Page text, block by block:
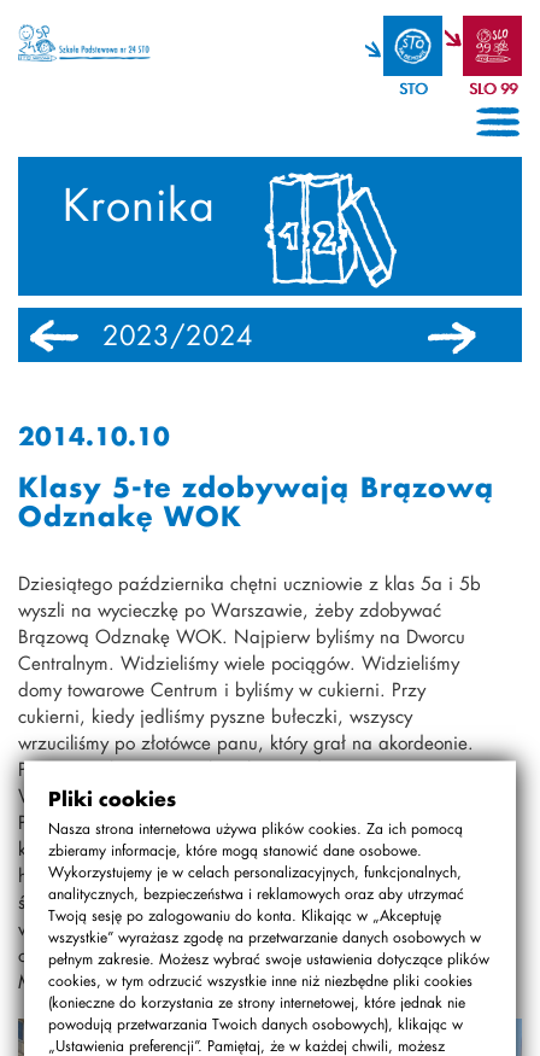
Pliki cookies
Nasza strona internetowa używa plików cookies. Za ich pomocą
zbieramy informacje, które mogą stanowić dane osobowe.
Wykorzystujemy je w celach personalizacyjnych, funkcjonalnych,
analitycznych, bezpieczeństwa i reklamowych oraz aby utrzymać
Twoją sesję po zalogowaniu do konta. Klikając w „Akceptuję
wszystkie” wyrażasz zgodę na przetwarzanie danych osobowych w
pełnym zakresie. Możesz wybrać swoje ustawienia dotyczące plików
cookies, w tym odrzucić wszystkie inne niż niezbędne pliki cookies
(konieczne do korzystania ze strony internetowej, które jednak nie
powodują przetwarzania Twoich danych osobowych), klikając w
„Ustawienia preferencji”. Pamiętaj, że w każdej chwili, możesz
STO SLO 99
Kronika
2023/2024 2022/2023
2014.10.10
Klasy 5-te zdobywają Brązową
Odznakę WOK
Dziesiątego października chętni uczniowie z klas 5a i 5b
wyszli na wycieczkę po Warszawie, żeby zdobywać
Brązową Odznakę WOK. Najpierw byliśmy na Dworcu
Centralnym. Widzieliśmy wiele pociągów. Widzieliśmy
domy towarowe Centrum i byliśmy w cukierni. Przy
cukierni, kiedy jedliśmy pyszne bułeczki, wszyscy
wrzuciliśmy po złotówce panu, który grał na akordeonie.
Potem poszliśmy na Krakowskie Przedmieście.
Widzieliśmy pomnik Adama Mickiewicza, księcia Józefa
Poniatowskiego i siedzieliśmy na ławce z samym
księdzem Janem Twardowskim. Przechodziliśmy obok
hotelu Bristol i Pałacu Prezydenckiego. Wycieczka była
świetna i każdemu się podobała, chociaż jeszcze musimy
wiele miejsc w Warszawie zobaczyć, aby zdobyć
odznakę.
Mateusz Kończak kl. 5a